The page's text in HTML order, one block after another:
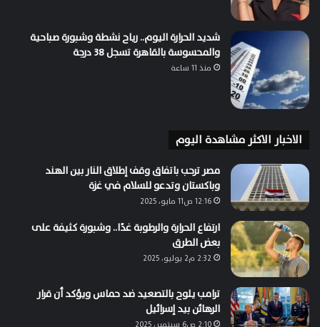
شديد الحرارة اليوم.. رياح نشطة وشبورة صباحية
والمحسوسة بالقاهرة تسجل 38 درجة
منذ 11 ساعة
الاخبار الاكثر مشاهدة اليوم
مصر ترحب باتفاق وقف إطلاق النار بين الهند
وباكستان وتدعو للسلام في غزة
12:16 ص11 مايو، 2025
ارتفاع الحرارة والرطوبة غدًا.. وشبورة كثيفة على
بعض الطرق
2:32 م2 يوليو، 2025
ترامب يلوح بالتصعيد ضد حماس ويؤكد أن قرار
الرهائن بيد إسرائيل